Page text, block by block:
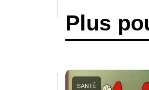
Plus
SANTÉ